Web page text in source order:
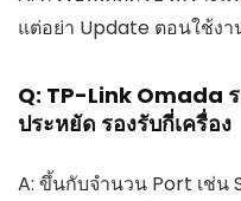
แต่อย่า Update ตอนใช้ง
Q: TP-Link Omada
ประหยัด รองรับกี่เครื่อง
A: ขึ้นกับจำนวน Port เช่น